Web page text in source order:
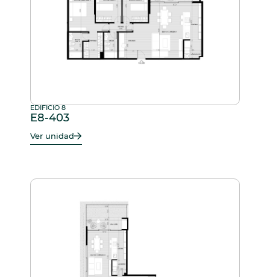
EDIFICIO 8
E8-403
Ver unidad